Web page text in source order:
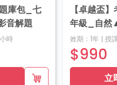
庫包_七
音解題
小時
【卓越盃
年級_自然
效期： 1年 | 授
$990
立